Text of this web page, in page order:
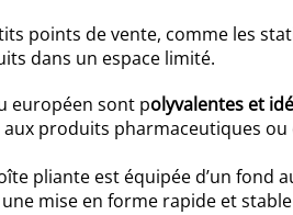
points de vente, comme les
dans un espace limité.
européen sont polyvalentes et
produits pharmaceutiques ou
pliante est équipée d’un
mise en forme rapide et